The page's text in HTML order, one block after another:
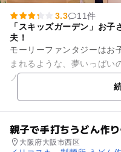
3.3
11件
「スキッズガーデン」お
夫！
モーリーファンタジーはお
まれるような、夢いっぱい
ノレールの「大日駅」に直
親子で手打ちうどん作
大阪府大阪市西区